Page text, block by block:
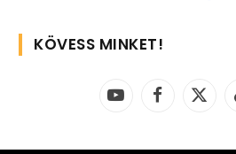
KÖVESS MINKET!
YouTubeFacebook
X